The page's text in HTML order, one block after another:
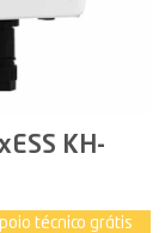
KH-
técnico grátis